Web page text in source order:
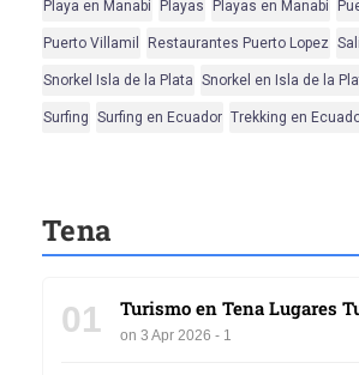
Playa en Manabi Playas Playas en Manabi
Puerto Villamil Restaurantes Puerto Lopez
Snorkel Isla de la Plata Snorkel en Isla de la
Surfing Surfing en Ecuador Trekking en
Tena
01 Turismo en Tena Lugares
on 3 Apr 2026 - 1